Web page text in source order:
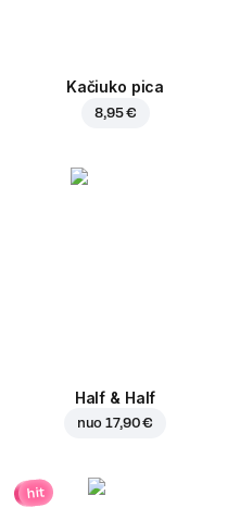
Kačiuko pica
8,95 €
Half & Half
nuo17,90 €
hit